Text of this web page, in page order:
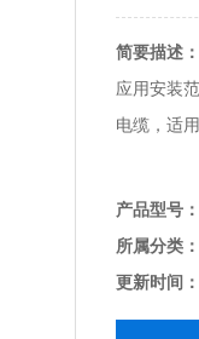
简要描述：
应用安装
电缆，适
产品型号：
所属分类：
更新时间：